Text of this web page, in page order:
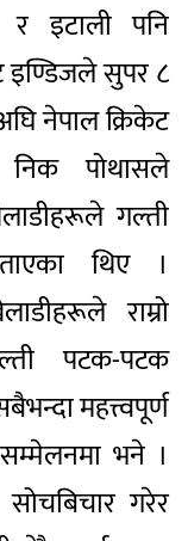
इटाली पनि
इण्डिजले सुपर ८
नेपाल क्रिकेट
निक पोथासले
गल्ती
थिए ।
राम्रो
पटक-पटक
महत्त्वपूर्ण
भने ।
गरेर